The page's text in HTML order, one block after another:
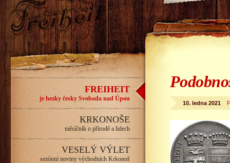
FREIHEIT
je hezky česky Svoboda nad Úpou
KRKONOŠE
měsíčník o přírodě a lidech
VESELÝ VÝLET
sezónní noviny východních Krkonoš
10. ledna 2021